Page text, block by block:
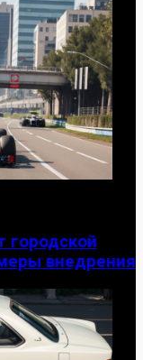
городской
внедрения